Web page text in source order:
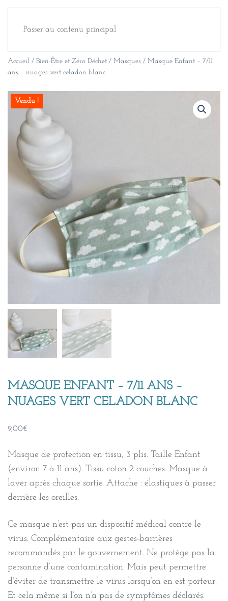
Passer au contenu principal
Accueil / Bien-Être et Zéro Déchet / Masques / Masque Enfant – 7/11
ans – nuages vert celadon blanc
Vendu !
MASQUE ENFANT – 7/11 ANS –
NUAGES VERT CELADON BLANC
9,00€
Masque de protection en tissu, 3 plis. Taille Enfant
(environ 7 à 11 ans). Tissu coton 2 couches. Masque à
laver après chaque sortie. Attache : élastiques à passer
derrière les oreilles.
Ce masque n’est pas un dispositif médical contre le
virus. Complémentaire aux gestes-barrières
recommandés par le gouvernement. Ne protège pas la
personne d’une contamination. Mais peut permettre
d’éviter de transmettre le virus lorsqu’on en est porteur.
Et cela même si l’on n’a pas de symptômes déclarés.